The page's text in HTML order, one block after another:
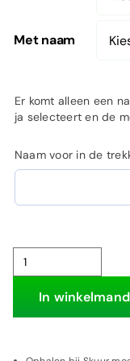
Met naam
Er komt alleen een
ja selecteert en de
Naam voor in de
Atlas
150w
kraan
In winkelmand